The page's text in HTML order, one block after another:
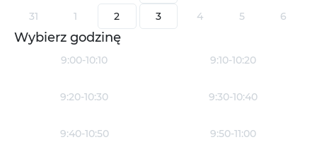
31
1 2 3 4 5 6
Wybierz godzinę
9:00-10:10 9:10-10:20
9:20-10:30 9:30-10:40
9:40-10:50 9:50-11:00